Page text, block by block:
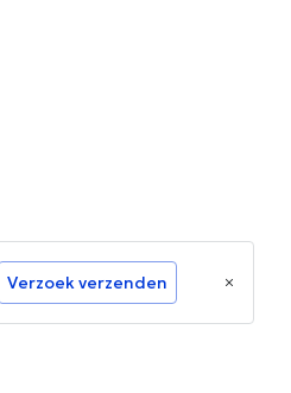
Verzoek verzenden